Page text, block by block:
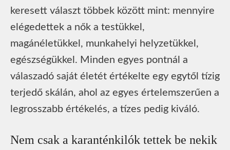
keresett választ többek között mint: mennyire
elégedettek a nők a testükkel,
magánéletükkel, munkahelyi helyzetükkel,
egészségükkel. Minden egyes pontnál a
válaszadó saját életét értékelte egy egytől tízig
terjedő skálán, ahol az egyes értelemszerűen a
legrosszabb értékelés, a tízes pedig kiváló.
Nem csak a karanténkilók tettek be nekik